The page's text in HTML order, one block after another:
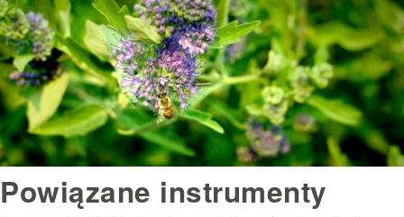
Powiązane instrumenty